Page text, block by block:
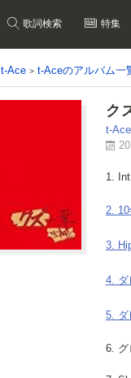
歌詞検索 特集
t-Ace t-Aceのアルバム一
ク
t-Ace
1.
2.
3.
4. ダ
5. ダ
6. グ